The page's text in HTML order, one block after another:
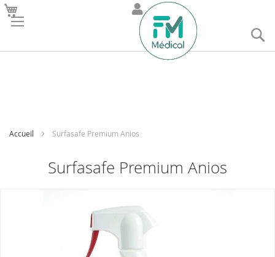
Accueil Surfasafe Premium Anios
Surfasafe Premium Anios